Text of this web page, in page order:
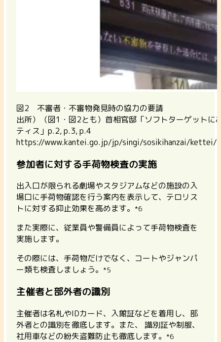
図2 不審者・不審物発見時の協力の要請
出所）（図1・図2とも）首相官邸「ソフトターゲットに
ティス」p.2, p.3, p.4
https://www.kantei.go.jp/jp/singi/sosikihanzai/kettei/
参加者に対する手荷物検査の実施
出入口が限られる劇場やスタジアムなどの施設の入
場口に手荷物確認を行う案内を表示して、テロリス
トに対する抑止効果を高めます。 *6
また実際に、従業員や警備員によって手荷物検査を
実施します。
その際には、手荷物だけでなく、コートやジャンパ
ー類も検査しましょう。 *5
主催者と部外者の識別
主催者は名札やIDカード、入館証などを着用し、部
外者との識別を徹底します。また、 識別証や制服、
社用車などの紛失盗難防止も徹底します。 *6